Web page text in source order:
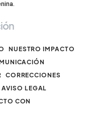
NUESTRO IMPACTO
CORRECCIONES
AVISO LEGAL
CON